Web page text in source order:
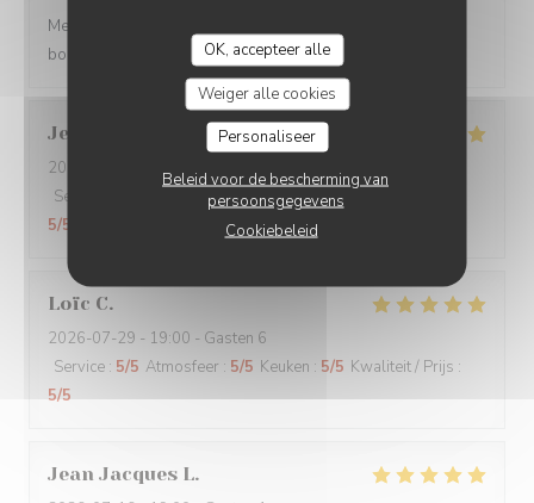
OK, accepteer alle
Weiger alle cookies
Personaliseer
Beleid voor de bescherming van
persoonsgegevens
Cookiebeleid
Merci pour tout ! La soirée était super avec une très
bonne cuisine et un personnel au top !
Jean Jacques
2026-07-30
- 19:00 - Gasten 1
Service
Atmosfeer: 5/5 Keuken:5/5
5/5
Loïc C
2026-07-29 - 19:00 - Gasten 6
Service : 5/5 Atmosfeer : 5/5 Keuken : 5/5 Kwaliteit / Prijs :
5/5
Jean Jacques L